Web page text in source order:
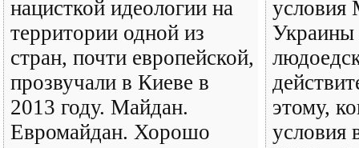
нацисткой идеологии на
территории одной из
стран, почти европейской,
прозвучали в Киеве в
2013 году. Майдан.
Евромайдан. Хорошо
Украины
этому,
условия